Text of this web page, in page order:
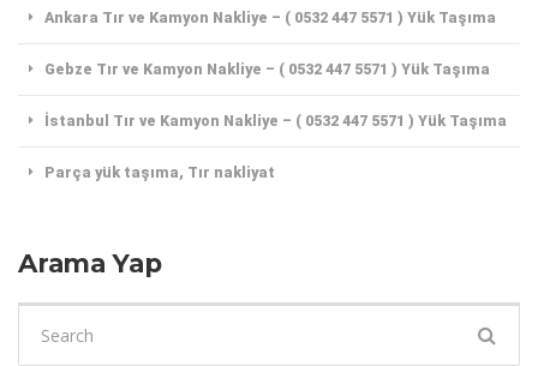
Ankara Tır ve Kamyon Nakliye – ( 0532 447 5571 ) Yük Taşıma
Gebze Tır ve Kamyon Nakliye – ( 0532 447 5571 ) Yük Taşıma
İstanbul Tır ve Kamyon Nakliye – ( 0532 447 5571 ) Yük Taşıma
Parça yük taşıma, Tır nakliyat
Arama Yap
for: